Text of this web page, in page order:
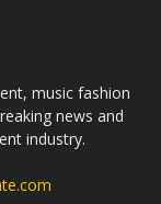
music fashion
news and
industry.